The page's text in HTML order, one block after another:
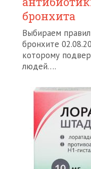
бронхита
Выбираем
бронхите
которому
людей….